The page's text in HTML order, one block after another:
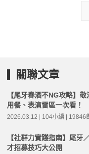
關聯文章
【尾牙春酒不NG攻略】
用餐、表演雷區一次看！
2026.03.12 | 104小編 | 19846
【社群力實踐指南】尾牙
才招募技巧大公開